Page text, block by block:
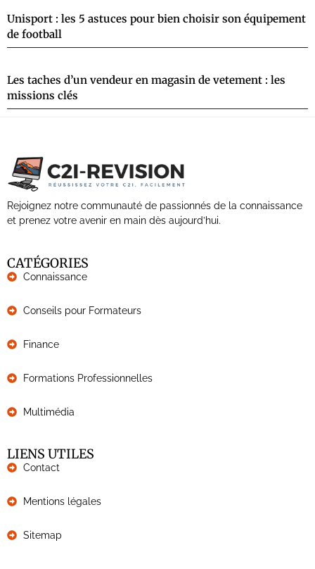
Unisport : les 5 astuces pour bien choisir son équipement
de football
Les taches d’un vendeur en magasin de vetement : les
missions clés
Rejoignez notre communauté de passionnés de la connaissance
et prenez votre avenir en main dès aujourd’hui.
CATÉGORIES
Connaissance
Conseils pour Formateurs
Finance
Formations Professionnelles
Multimédia
LIENS UTILES
Contact
Mentions légales
Sitemap